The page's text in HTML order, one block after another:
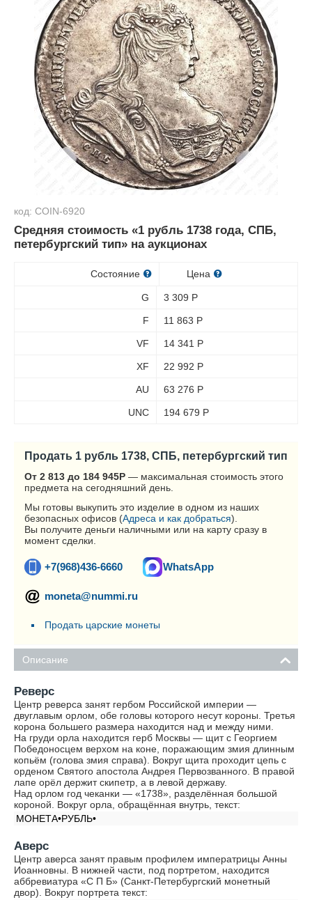
код: COIN-6920
Средняя стоимость «1 рубль 1738 года, СПБ,
петербургский тип» на аукционах
Состояние Цена
G 3 309 Р
F 11 863 Р
VF 14 341 Р
XF 22 992 Р
AU 63 276 Р
UNC 194 679 Р
Продать 1 рубль 1738, СПБ, петербургский тип
От 2 813 до 184 945Р — максимальная стоимость этого
предмета на сегодняшний день.
Мы готовы выкупить это изделие в одном из наших
безопасных офисов (Адреса и как добраться).
Вы получите деньги наличными или на карту сразу в
момент сделки.
+7(968)436-6660 WhatsApp
moneta@nummi.ru
Продать царские монеты
Описание
Реверс
Центр реверса занят гербом Российской империи —
двуглавым орлом, обе головы которого несут короны. Третья
корона большего размера находится над и между ними.
На груди орла находится герб Москвы — щит с Георгием
Победоносцем верхом на коне, поражающим змия длинным
копьём (голова змия справа). Вокруг щита проходит цепь с
орденом Святого апостола Андрея Первозванного. В правой
лапе орёл держит скипетр, а в левой державу.
Над орлом год чеканки — «1738», разделённая большой
короной. Вокруг орла, обращённая внутрь, текст:
МОНЕТА•РУБЛЬ•
Аверс
Центр аверса занят правым профилем императрицы Анны
Иоанновны. В нижней части, под портретом, находится
аббревиатура «С П Б» (Санкт-Петербургский монетный
двор). Вокруг портрета текст: